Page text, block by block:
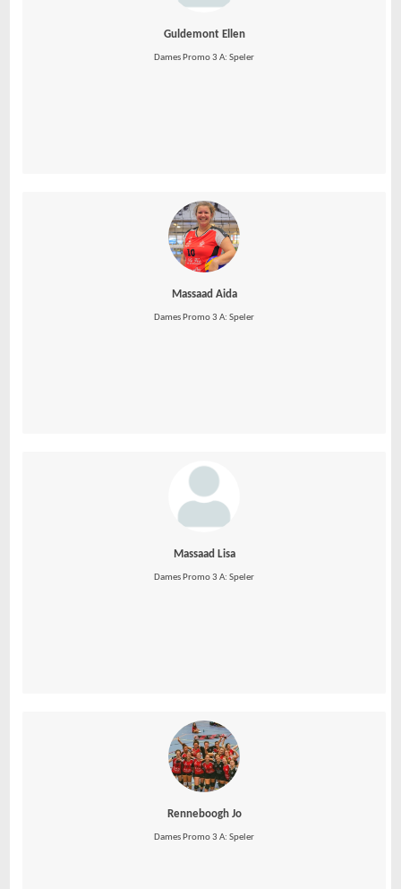
Guldemont Ellen
Dames Promo 3 A: Speler
Massaad Aida
Dames Promo 3 A: Speler
Massaad Lisa
Dames Promo 3 A: Speler
Renneboogh Jo
Dames Promo 3 A: Speler